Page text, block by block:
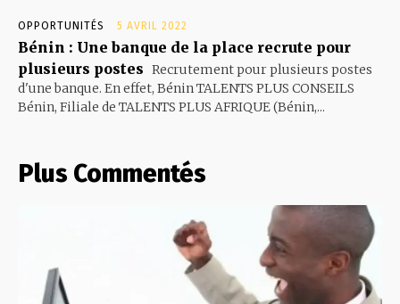
OPPORTUNITÉS 5 AVRIL 2022
Bénin : Une banque de la place recrute pour
plusieurs postes Recrutement pour plusieurs postes
d'une banque. En effet, Bénin TALENTS PLUS CONSEILS
Bénin, Filiale de TALENTS PLUS AFRIQUE (Bénin,...
Plus Commentés